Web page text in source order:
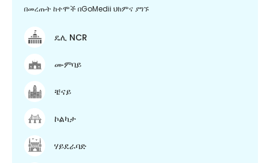
በመረጡት ከተሞች በGoMedii ህክምና ያግኙ
ዴሊ NCR
ሙምባይ
ቼናይ
ኮልካታ
ሃይደራባድ